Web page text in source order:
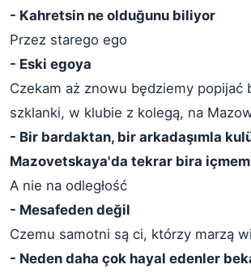
- Kahretsin ne olduğunu biliyor
Przez starego ego
- Eski egoya
Czekam aż znowu będziemy popijać
szklanki, w klubie z kolegą, na
- Bir bardaktan, bir arkadaşımla
Mazovetskaya'da tekrar bira
A nie na odległość
- Mesafeden değil
Czemu samotni są ci, którzy marzą
- Neden daha çok hayal edenler